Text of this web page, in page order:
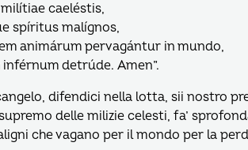
caeléstis,
spíritus malígnos,
animárum pervagántur in mundo,
detrúde. Amen”.
difendici nella lotta, sii nostro
delle milizie celesti, fa’
che vagano per il mondo per la